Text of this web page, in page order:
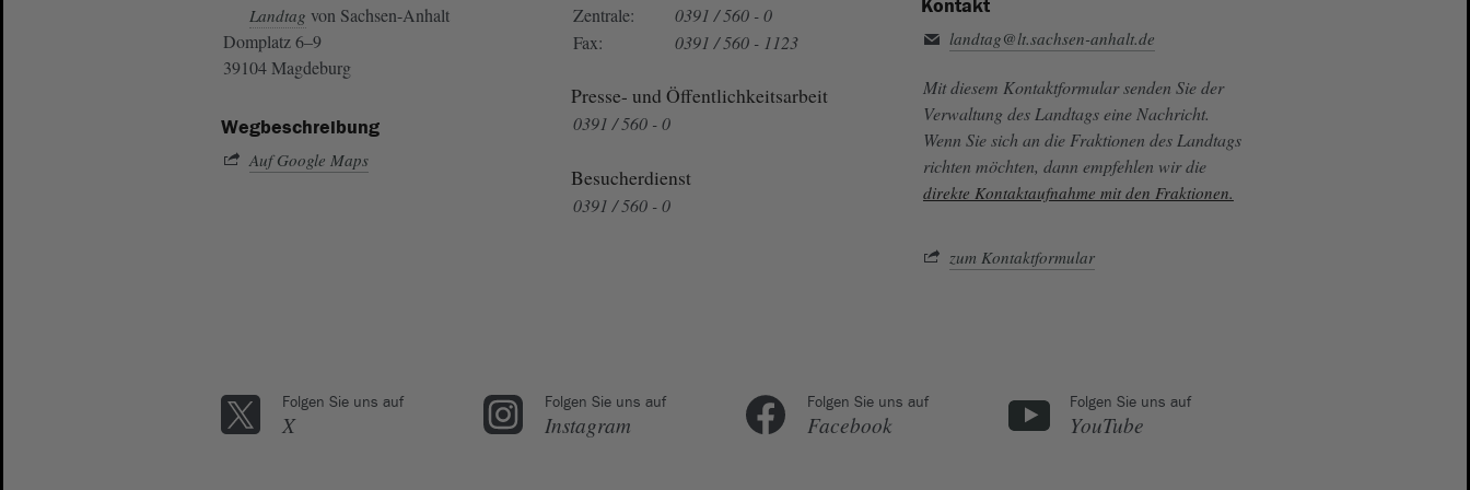
Landtag von Sachsen-Anhalt
Domplatz 6–9
39104 Magdeburg
Wegbeschreibung
Auf Google Maps
Zentrale:
0391 / 560 - 0
Fax:
0391 / 560 - 1123
Presse- und Öffentlichkeitsarbeit
0391 / 560 - 0
Besucherdienst
0391 / 560 - 0
Kontakt
landtag@lt.sachsen-anhalt.de
Mit diesem Kontaktformular senden Sie der
Verwaltung des Landtags eine Nachricht.
Wenn Sie sich an die Fraktionen des Landtags
richten möchten, dann empfehlen wir die
direkte Kontaktaufnahme mit den Fraktionen.
zum Kontaktformular
Folgen Sie uns auf
X
Folgen Sie uns auf
Instagram
Folgen Sie uns auf
Facebook
Folgen Sie uns auf
YouTube